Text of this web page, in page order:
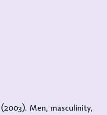
Men, masculinity,